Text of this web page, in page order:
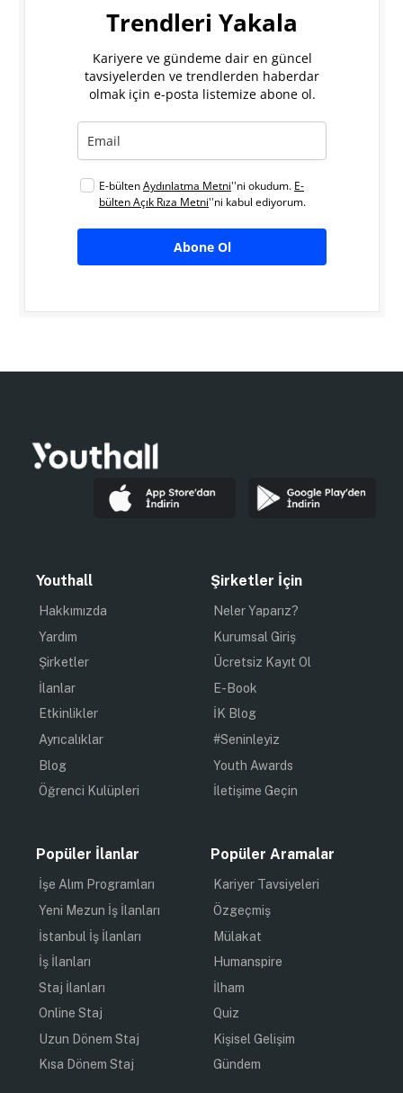
Trendleri Yakala
Kariyere ve gündeme dair en güncel
tavsiyelerden ve trendlerden haberdar
olmak için e-posta listemize abone ol.
E-bültenAydınlatma Metni''ni okudum. E-
bülten Açık Rıza Metni''ni kabul ediyorum.
Abone Ol
Youthall
Hakkımızda
Yardım
Şirketler
İlanlar
Etkinlikler
Ayrıcalıklar
Blog
Öğrenci Kulüpleri
Şirketler İçin
Neler Yaparız?
Kurumsal Giriş
Ücretsiz Kayıt Ol
E-Book
İK Blog
#Seninleyiz
Youth Awards
İletişime Geçin
Popüler İlanlar
İşe Alım Programları
Yeni Mezun İş İlanları
İstanbul İş İlanları
İş İlanları
Staj İlanları
Online Staj
Uzun Dönem Staj
Kısa Dönem Staj
Popüler Aramalar
Kariyer Tavsiyeleri
Özgeçmiş
Mülakat
Humanspire
İlham
Quiz
Kişisel Gelişim
Gündem